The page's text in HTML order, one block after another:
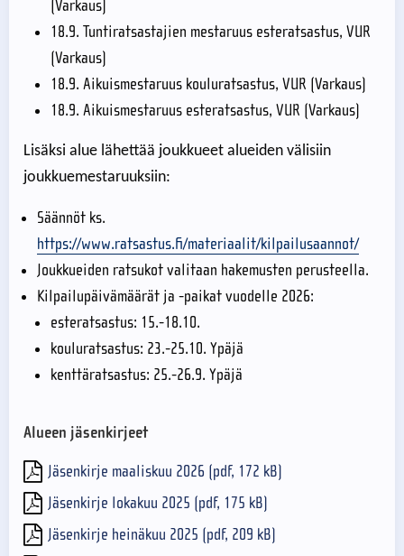
(Varkaus)
18.9. Tuntiratsastajien mestaruus esteratsastus, VUR
(Varkaus)
18.9. Aikuismestaruus kouluratsastus, VUR (Varkaus)
18.9. Aikuismestaruus esteratsastus, VUR (Varkaus)
Lisäksi alue lähettää joukkueet alueiden välisiin
joukkuemestaruuksiin:
Säännöt ks.
https://www.ratsastus.fi/materiaalit/kilpailusaannot/
Joukkueiden ratsukot valitaan hakemusten perusteella.
Kilpailupäivämäärät ja -paikat vuodelle 2026:
esteratsastus: 15.-18.10.
kouluratsastus: 23.-25.10. Ypäjä
kenttäratsastus: 25.-26.9. Ypäjä
Alueen jäsenkirjeet
Jäsenkirje maaliskuu 2026 (pdf, 172 kB)
Jäsenkirje lokakuu 2025 (pdf, 175 kB)
Jäsenkirje heinäkuu 2025 (pdf, 209 kB)